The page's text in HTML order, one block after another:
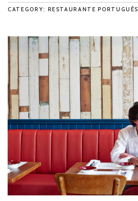
CATEGORY: RESTAURANTE PORTUGUÊS